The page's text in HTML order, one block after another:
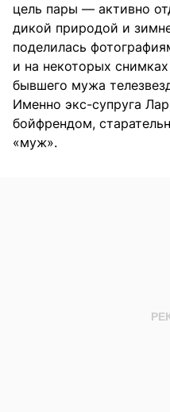
цель пары — активно
дикой природой и
поделилась
и на некоторых
бывшего мужа
Именно экс-супруга
бойфрендом,
«муж».